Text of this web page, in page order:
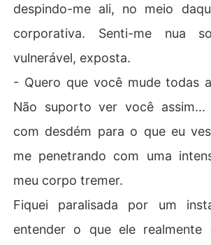
despindo-me ali, no meio
corporativa. Senti-me nua
vulnerável, exposta.
- Quero que você mude todas
Não suporto ver você
com desdém para o que eu
me penetrando com uma
meu corpo tremer.
Fiquei paralisada por um
entender o que ele realmente